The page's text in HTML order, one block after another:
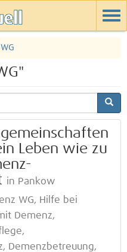
Leben wie zu
in Pankow
WG, Hilfe bei
Demenz,
Demenzbetreuung,